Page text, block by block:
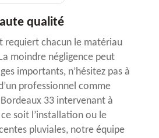
qualité
requiert chacun le matériau
moindre négligence peut
importants, n’hésitez pas à
professionnel comme
33 intervenant à
soit l’installation ou le
pluviales, notre équipe